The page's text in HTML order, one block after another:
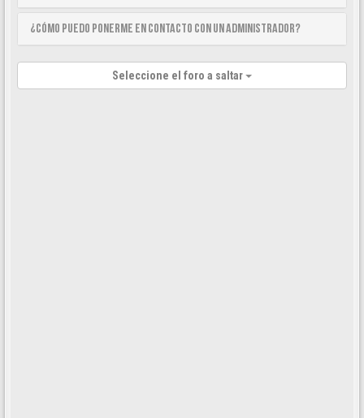
¿Cómo puedo ponerme en contacto con un Administrador?
Seleccione el foro a saltar